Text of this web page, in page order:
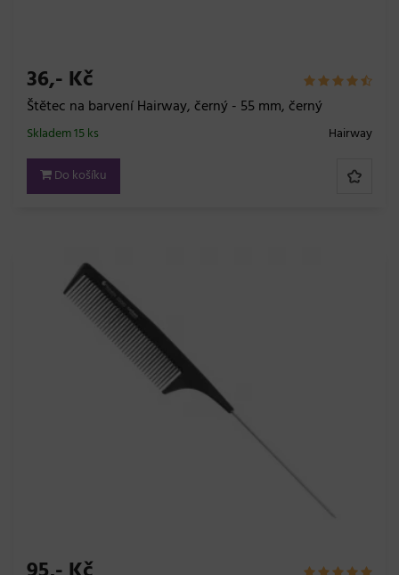
36,- Kč
Štětec na barvení Hairway, černý - 55 mm, černý
Hairway
Skladem 15 ks
Do košíku